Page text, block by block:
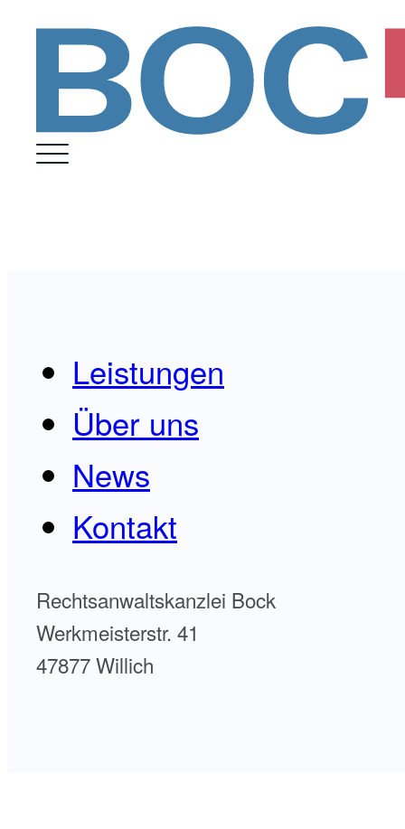
Leistungen
Über uns
News
Kontakt
Rechtsanwaltskanzlei Bock
Werkmeisterstr. 41
47877 Willich